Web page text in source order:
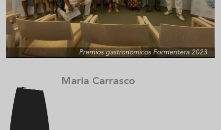
Premios gastronomicos Formentera 2023
Maria Carrasco